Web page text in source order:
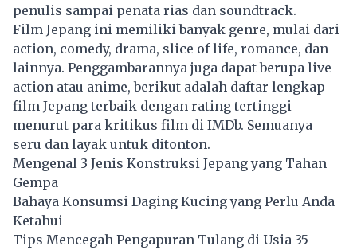
penulis sampai penata rias dan soundtrack.
Film Jepang ini memiliki banyak genre, mulai dari
action, comedy, drama, slice of life, romance, dan
lainnya. Penggambarannya juga dapat berupa live
action atau anime, berikut adalah daftar lengkap
film Jepang terbaik dengan rating tertinggi
menurut para kritikus film di IMDb. Semuanya
seru dan layak untuk ditonton.
Mengenal 3 Jenis Konstruksi Jepang yang Tahan
Gempa
Bahaya Konsumsi Daging Kucing yang Perlu Anda
Ketahui
Tips Mencegah Pengapuran Tulang di Usia 35